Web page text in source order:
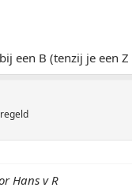
een B (tenzij je een
Hans v R